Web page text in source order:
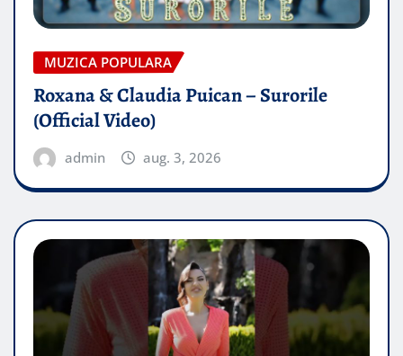
MUZICA POPULARA
Roxana & Claudia Puican – Surorile
(Official Video)
admin aug. 3, 2026